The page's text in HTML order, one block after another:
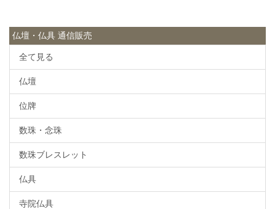
仏壇・仏具 通信販売
全て見る
仏壇
位牌
数珠・念珠
数珠ブレスレット
仏具
寺院仏具